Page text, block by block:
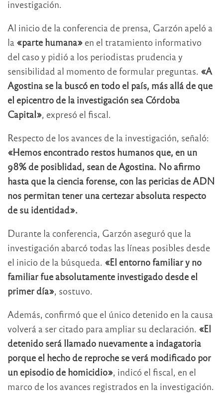
investigación.
Al inicio de la conferencia de prensa, Garzón apeló a
la «parte humana» en el tratamiento informativo
del caso y pidió a los periodistas prudencia y
sensibilidad al momento de formular preguntas. «A
Agostina se la buscó en todo el país, más allá de que
el epicentro de la investigación sea Córdoba
Capital», expresó el fiscal.
Respecto de los avances de la investigación, señaló:
«Hemos encontrado restos humanos que, en un
98% de posiblidad, sean de Agostina. No afirmo
hasta que la ciencia forense, con las pericias de ADN
nos permitan tener una certezar absoluta respecto
de su identidad».
Durante la conferencia, Garzón aseguró que la
investigación abarcó todas las líneas posibles desde
el inicio de la búsqueda. «El entorno familiar y no
familiar fue absolutamente investigado desde el
primer día», sostuvo.
Además, confirmó que el único detenido en la causa
volverá a ser citado para ampliar su declaración. «El
detenido será llamado nuevamente a indagatoria
porque el hecho de reproche se verá modificado por
un episodio de homicidio», indicó el fiscal, en el
marco de los avances registrados en la investigación.